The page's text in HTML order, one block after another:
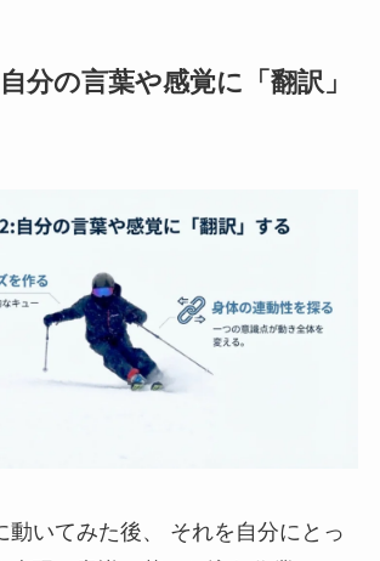
分の言葉や感覚に「翻訳」
動いてみた後、 それを自分にとっ